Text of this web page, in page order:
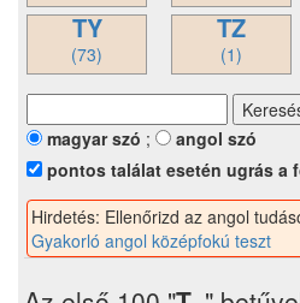
TY
(73)
TZ
(1)
magyar szó ;
angol szó
pontos találat esetén ugrás a
Hirdetés: Ellenőrizd az angol
Gyakorló angol középfokú teszt